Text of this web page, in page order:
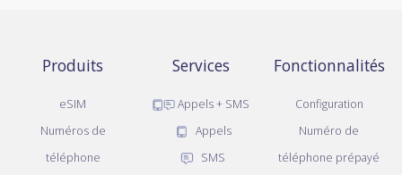
Produits
eSIM
Numéros de
téléphone
Services
Appels + SMS
Appels
SMS
Fonctionnalités
Configuration
Numéro de
téléphone prépayé